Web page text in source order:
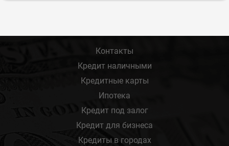
Контакты
Кредит наличными
Кредитные карты
Ипотека
Кредит под залог
Кредит для бизнеса
Кредиты в городах